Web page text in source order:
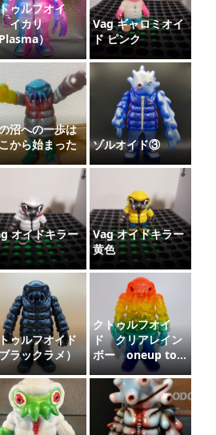
ゥルフオイ
イカリ
）
Vag ギャロミオイ
ド ピンク
沼への一歩は
から始まった
ゾルオイド③
オイドキラー
Vag オイドキラー
黄色
ゥルフオイド
ラックラメ）
クトゥルフオイ
ド クリアレイン
ボー oneup to...